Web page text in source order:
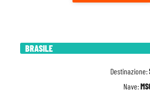
BRASILE
Destinazione:
Nave: